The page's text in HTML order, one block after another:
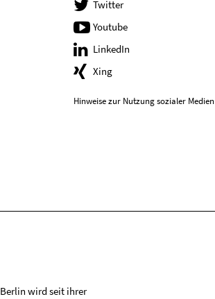
Twitter
Youtube
LinkedIn
Xing
Hinweise zur Nutzung sozialer Medien
wird seit ihrer